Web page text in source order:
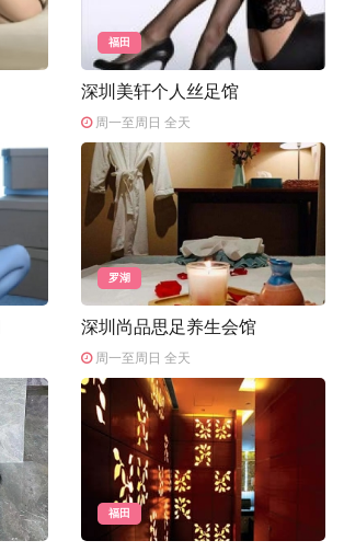
福田
深圳美轩个人丝足馆
周一至周日 全天
罗湖
深圳尚品思足养生会馆
周一至周日 全天
福田